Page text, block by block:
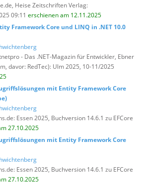
Heise Zeitschriften Verlag:
09:11 erschienen am 12.11.2025
Framework Core und LINQ in .NET 10.0
- Das .NET-Magazin für Entwickler, Ebner
davor: RedTec): Ulm 2025, 10-11/2025
mit Entity Framework Core
Essen 2025, Buchversion 14.6.1 zu EFCore
27.10.2025
mit Entity Framework Core
Essen 2025, Buchversion 14.6.1 zu EFCore
27.10.2025